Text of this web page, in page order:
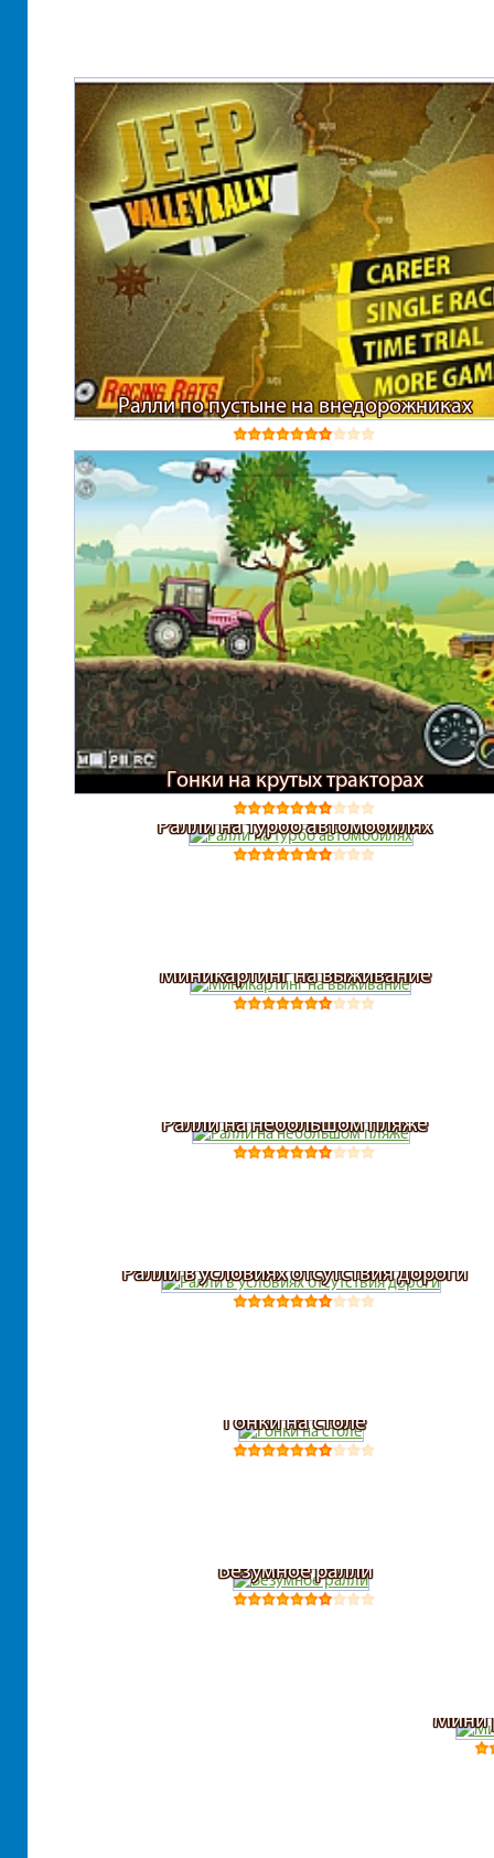
Ралли по пустыне на внедорожниках
Гонки на крутых тракторах
Ралли на турбо автомобилях
Миникартинг на выживание
Ралли на небольшом пляже
Ралли в условиях отсутствия дороги
Гонки на столе
Безумное ралли
Мини